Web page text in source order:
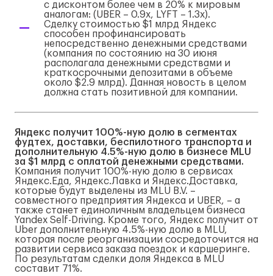
с дисконтом более чем в 20% к мировым
аналогам: (UBER – 0.9x, LYFT – 1.3x).
Сделку стоимостью $1 млрд Яндекс
способен профинансировать
непосредственно денежными средствами
(компания по состоянию на 30 июня
располагала денежными средствами и
краткосрочными депозитами в объеме
около $2.9 млрд). Данная новость в целом
должна стать позитивной для компании.
Яндекс получит 100%-ную долю в сегментах
фудтех, доставки, беспилотного транспорта и
дополнительную 4.5%-ную долю в бизнесе MLU
за $1 млрд с оплатой денежными средствами.
Компания получит 100%-ную долю в сервисах
Яндекс.Еда, Яндекс.Лавка и Яндекс.Доставка,
которые будут выделены из MLU B.V. –
совместного предприятия Яндекса и UBER, – а
также станет единоличным владельцем бизнеса
Yandex Self-Driving. Кроме того, Яндекс получит от
Uber дополнительную 4.5%-ную долю в MLU,
которая после реорганизации сосредоточится на
развитии сервиса заказа поездок и каршеринге.
По результатам сделки доля Яндекса в MLU
составит 71%.